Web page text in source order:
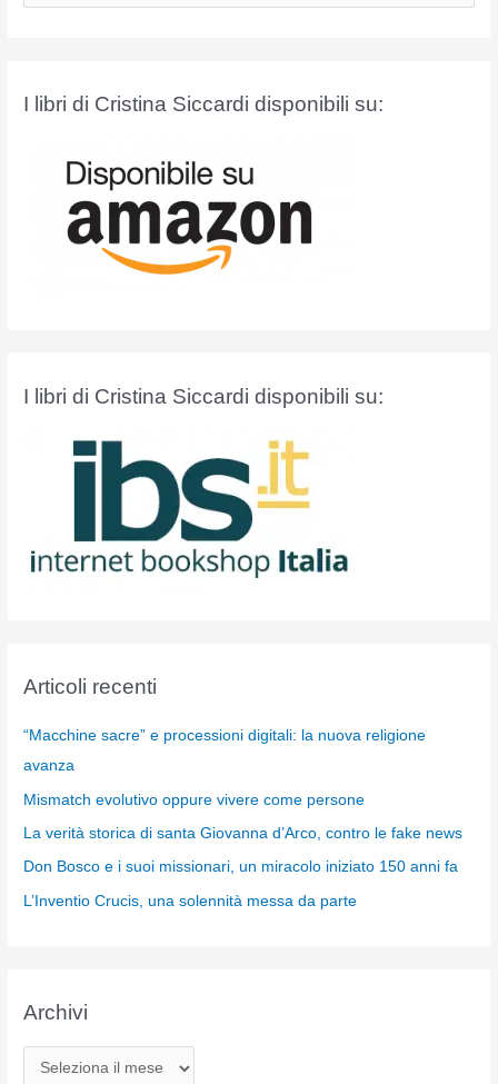
I libri di Cristina Siccardi disponibili su:
I libri di Cristina Siccardi disponibili su:
Articoli recenti
“Macchine sacre” e processioni digitali: la nuova religione
avanza
Mismatch evolutivo oppure vivere come persone
La verità storica di santa Giovanna d’Arco, contro le fake news
Don Bosco e i suoi missionari, un miracolo iniziato 150 anni fa
L’Inventio Crucis, una solennità messa da parte
Archivi